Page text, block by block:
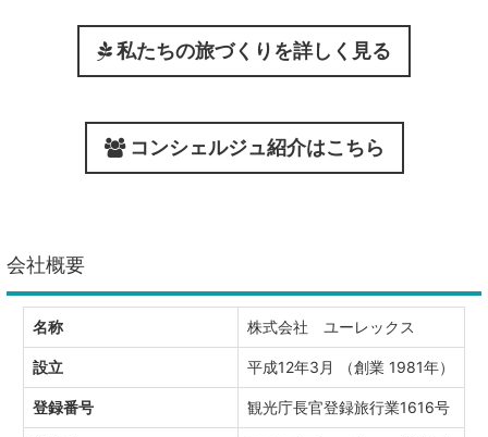
私たちの旅づくりを詳しく見る
コンシェルジュ紹介はこちら
会社概要
名称 株式会社 ユーレックス
設立 平成12年3月 （創業 1981年）
登録番号 観光庁長官登録旅行業1616号